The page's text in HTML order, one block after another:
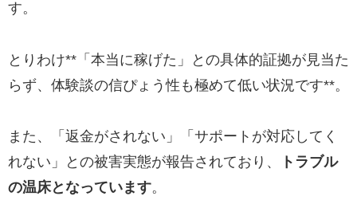
す。
とりわけ**「本当に稼げた」との具体的証拠が見当た
らず、体験談の信ぴょう性も極めて低い状況です**。
また、「返金がされない」「サポートが対応してく
れない」との被害実態が報告されており、
トラブル
の温床となっています。